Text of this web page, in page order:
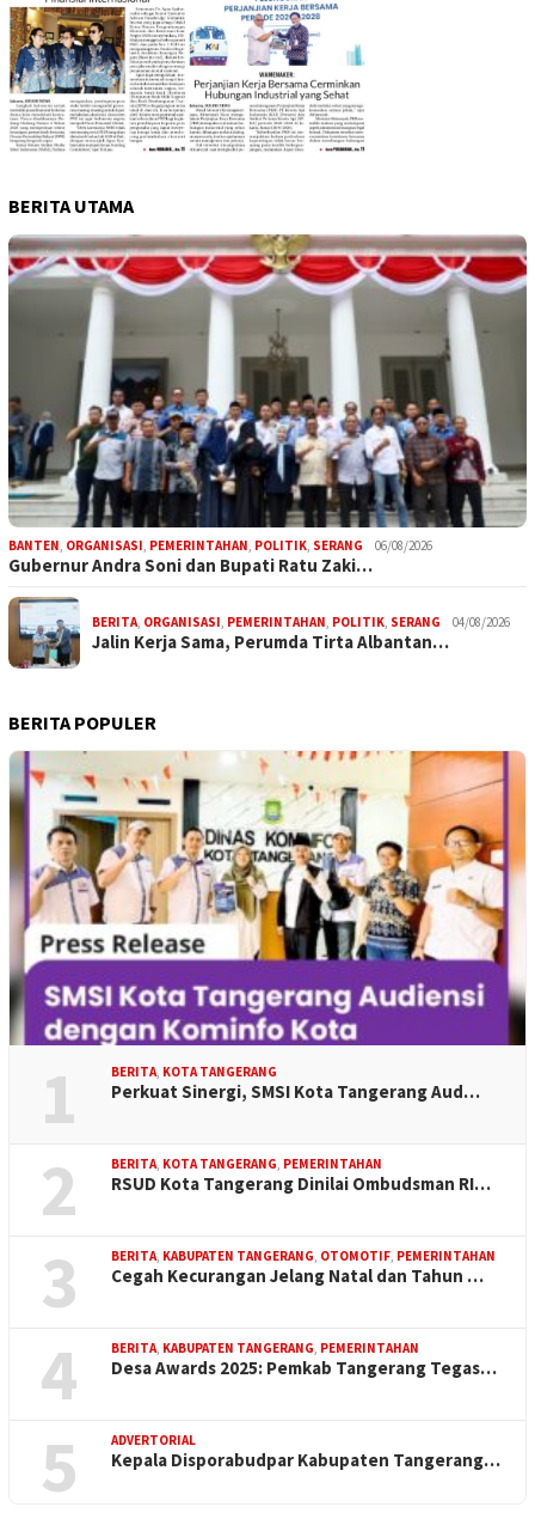
BERITA UTAMA
BANTEN, ORGANISASI, PEMERINTAHAN, POLITIK, SERANG 06/08/2026
Gubernur Andra Soni dan Bupati Ratu Zaki…
BERITA, ORGANISASI, PEMERINTAHAN, POLITIK, SERANG 04/08/2026
Jalin Kerja Sama, Perumda Tirta Albantan…
BERITA POPULER
1 BERITA, KOTA TANGERANG
Perkuat Sinergi, SMSI Kota Tangerang Aud…
2 BERITA, KOTA TANGERANG, PEMERINTAHAN
RSUD Kota Tangerang Dinilai Ombudsman RI…
3 BERITA, KABUPATEN TANGERANG, OTOMOTIF, PEMERINTAHAN
Cegah Kecurangan Jelang Natal dan Tahun …
4 BERITA, KABUPATEN TANGERANG, PEMERINTAHAN
Desa Awards 2025: Pemkab Tangerang Tegas…
5 ADVERTORIAL
Kepala Disporabudpar Kabupaten Tangerang…